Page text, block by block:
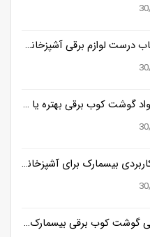
چگونه با انتخاب درست لوازم برقی آشپزخانه، زمان آشپزی را نصف کنیم؟
برای ترکیب مواد گوشت کوب برقی بهتره یا مخلوط کن؟
سه محصول کاربردی بیسمارک برای آشپزخانه های مدرن
معرفی و بررسی گوشت کوب برقی بیسمارک مدل BM3315